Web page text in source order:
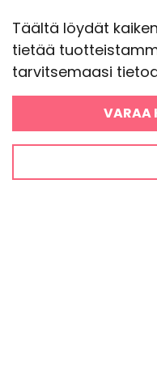
Täältä löydät
tietää
tarvitsemaasi
VARAA